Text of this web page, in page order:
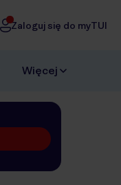
Zaloguj się do myTUI
Więcej